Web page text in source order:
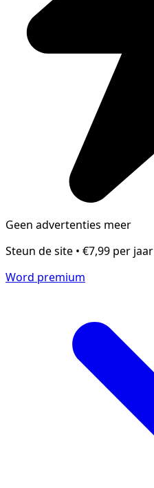
Geen advertenties meer
Steun de site • €7,99 per jaar
Word premium